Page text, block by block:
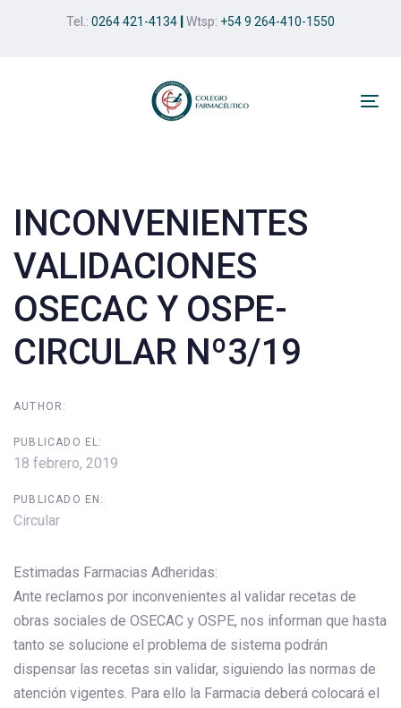
Tel.: 0264 421-4134 Wtsp: +54 9 264-410-1550
INCONVENIENTES
VALIDACIONES
OSECAC Y OSPE-
CIRCULAR Nº3/19
AUTHOR:
PUBLICADO EL:
18 febrero, 2019
PUBLICADO EN:
Circular
Estimadas Farmacias Adheridas:
Ante reclamos por inconvenientes al validar recetas de
obras sociales de OSECAC y OSPE, nos informan que hasta
tanto se solucione el problema de sistema podrán
dispensar las recetas sin validar, siguiendo las normas de
atención vigentes. Para ello la Farmacia deberá colocará el
navigation